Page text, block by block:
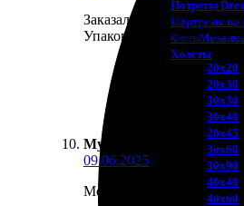
Потреты
Портреты по
Холсты
20х20
20х30
30х30
30х40
20х45
30х60
30х90
40х40
40х60
Заказала коврики для
Упаковка надежная, без
Муза В.
★
09.06.2025
Место действительно